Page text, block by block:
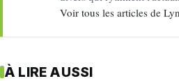
Voir tous les articles de
À LIRE AUSSI